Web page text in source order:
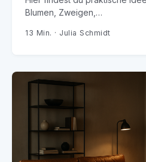
Blumen, Zweigen,…
13 Min. · Julia Schmidt